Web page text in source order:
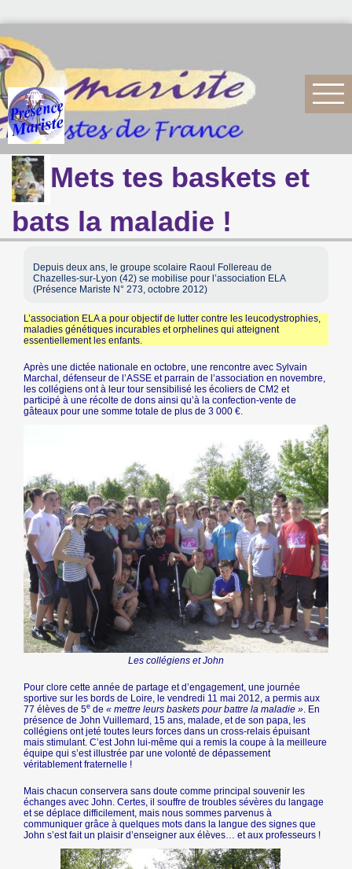
Mets tes baskets et
bats la maladie !
Depuis deux ans, le groupe scolaire Raoul Follereau de
Chazelles-sur-Lyon (42) se mobilise pour l’association ELA
(Présence Mariste N° 273, octobre 2012)
L’association ELA a pour objectif de lutter contre les leucodystrophies,
maladies génétiques incurables et orphelines qui atteignent
essentiellement les enfants.
Après une dictée nationale en octobre, une rencontre avec Sylvain
Marchal, défenseur de l’ASSE et parrain de l’association en novembre,
les collégiens ont à leur tour sensibilisé les écoliers de CM2 et
participé à une récolte de dons ainsi qu’à la confection-vente de
gâteaux pour une somme totale de plus de 3 000 €.
Les collégiens et John
Pour clore cette année de partage et d’engagement, une journée
sportive sur les bords de Loire, le vendredi 11 mai 2012, a permis aux
77 élèves de 5e de« mettre leurs baskets pour battre la maladie ». En
présence de John Vuillemard, 15 ans, malade, et de son papa, les
collégiens ont jeté toutes leurs forces dans un cross-relais épuisant
mais stimulant. C’est John lui-même qui a remis la coupe à la meilleure
équipe qui s’est illustrée par une volonté de dépassement
véritablement fraternelle !
Mais chacun conservera sans doute comme principal souvenir les
échanges avec John. Certes, il souffre de troubles sévères du langage
et se déplace difficilement, mais nous sommes parvenus à
communiquer grâce à quelques mots dans la langue des signes que
John s’est fait un plaisir d’enseigner aux élèves… et aux professeurs !